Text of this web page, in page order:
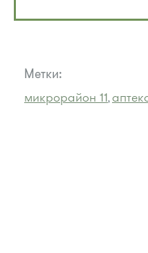
Метки:
микрорайон 11,